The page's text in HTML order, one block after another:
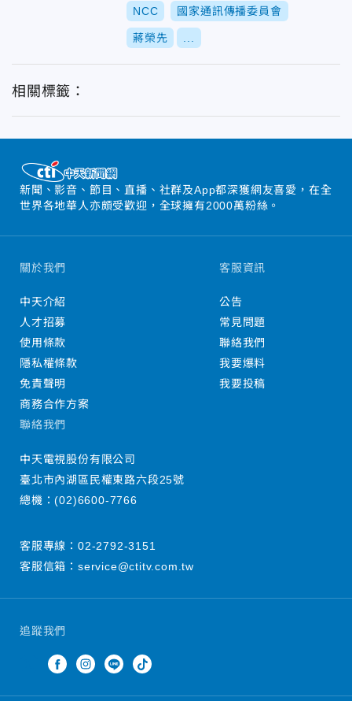
NCC 國家通訊傳播委員會
蔣榮先
相關標籤：
新聞、影音、節目、直播、社群及App都深獲網友喜愛，在全
世界各地華人亦頗受歡迎，全球擁有2000萬粉絲。
追蹤我們
關於我們
中天介紹
人才招募
使用條款
隱私權條款
免責聲明
商務合作方案
客服資訊
公告
常見問題
聯絡我們
我要爆料
我要投稿
聯絡我們
中天電視股份有限公司
臺北市內湖區民權東路六段25號
總機：(02)6600-7766
客服專線： 02-2792-3151
客服信箱： service@ctitv.com.tw